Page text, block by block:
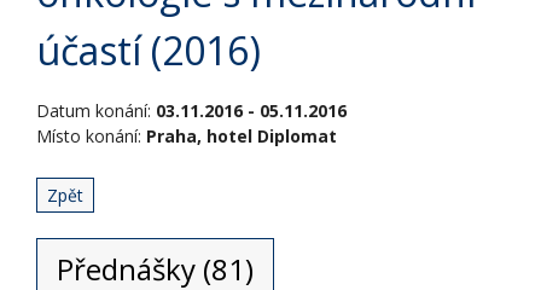
účastí (2016)
Datum konání: 03.11.2016 - 05.11.2016
Místo konání: Praha, hotel Diplomat
Zpět
Přednášky (81)